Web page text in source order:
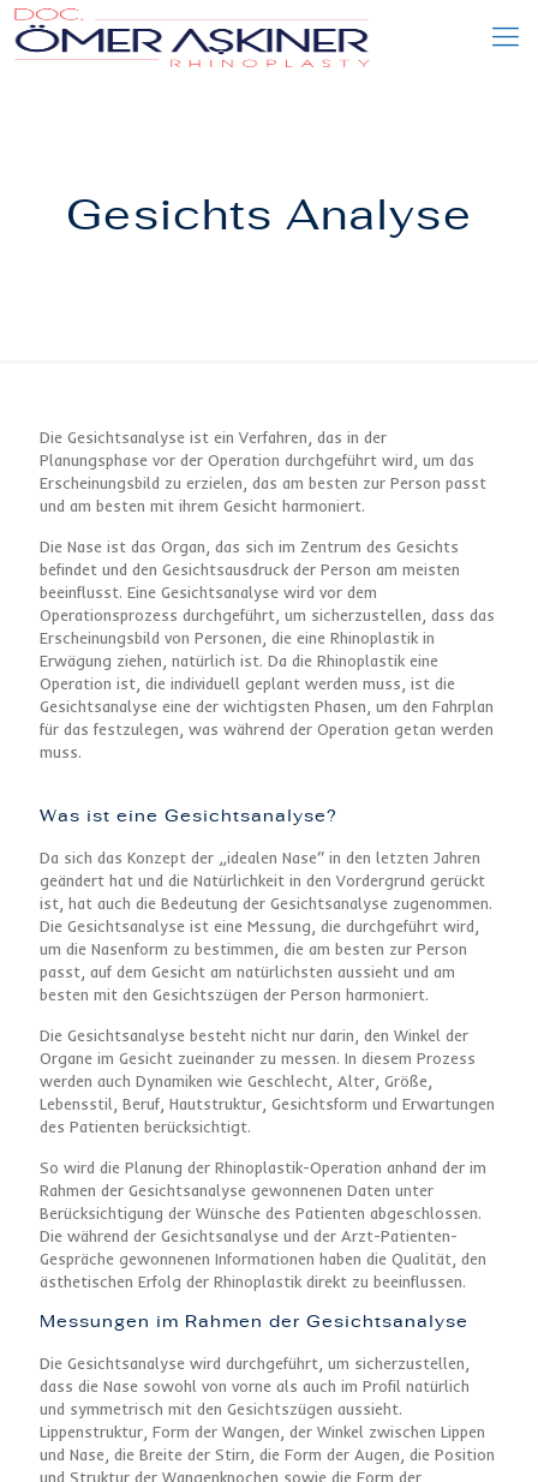
Gesichts Analyse
Die Gesichtsanalyse ist ein Verfahren, das in der
Planungsphase vor der Operation durchgeführt wird, um das
Erscheinungsbild zu erzielen, das am besten zur Person passt
und am besten mit ihrem Gesicht harmoniert.
Die Nase ist das Organ, das sich im Zentrum des Gesichts
befindet und den Gesichtsausdruck der Person am meisten
beeinflusst. Eine Gesichtsanalyse wird vor dem
Operationsprozess durchgeführt, um sicherzustellen, dass das
Erscheinungsbild von Personen, die eine Rhinoplastik in
Erwägung ziehen, natürlich ist. Da die Rhinoplastik eine
Operation ist, die individuell geplant werden muss, ist die
Gesichtsanalyse eine der wichtigsten Phasen, um den Fahrplan
für das festzulegen, was während der Operation getan werden
muss.
Was ist eine Gesichtsanalyse?
Da sich das Konzept der „idealen Nase“ in den letzten Jahren
geändert hat und die Natürlichkeit in den Vordergrund gerückt
ist, hat auch die Bedeutung der Gesichtsanalyse zugenommen.
Die Gesichtsanalyse ist eine Messung, die durchgeführt wird,
um die Nasenform zu bestimmen, die am besten zur Person
passt, auf dem Gesicht am natürlichsten aussieht und am
besten mit den Gesichtszügen der Person harmoniert.
Die Gesichtsanalyse besteht nicht nur darin, den Winkel der
Organe im Gesicht zueinander zu messen. In diesem Prozess
werden auch Dynamiken wie Geschlecht, Alter, Größe,
Lebensstil, Beruf, Hautstruktur, Gesichtsform und Erwartungen
des Patienten berücksichtigt.
So wird die Planung der Rhinoplastik-Operation anhand der im
Rahmen der Gesichtsanalyse gewonnenen Daten unter
Berücksichtigung der Wünsche des Patienten abgeschlossen.
Die während der Gesichtsanalyse und der Arzt-Patienten-
Gespräche gewonnenen Informationen haben die Qualität, den
ästhetischen Erfolg der Rhinoplastik direkt zu beeinflussen.
Messungen im Rahmen der Gesichtsanalyse
Die Gesichtsanalyse wird durchgeführt, um sicherzustellen,
dass die Nase sowohl von vorne als auch im Profil natürlich
und symmetrisch mit den Gesichtszügen aussieht.
Lippenstruktur, Form der Wangen, der Winkel zwischen Lippen
und Nase, die Breite der Stirn, die Form der Augen, die Position
und Struktur der Wangenknochen sowie die Form der